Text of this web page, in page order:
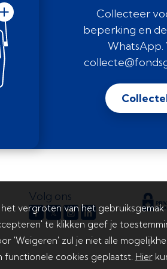
Collecteer
beperking en
WhatsApp.
Volg ons
𝕏
vergroten van het gebruiksgemak
te klikken geef je
'Weigeren' zul je niet alle
functionele cookies geplaatst. Hier